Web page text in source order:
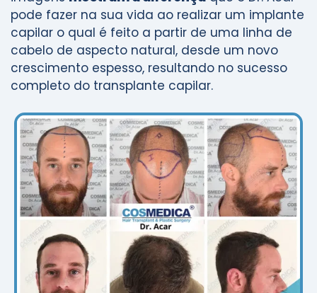
pode fazer na sua vida ao realizar um implante
capilar o qual é feito a partir de uma linha de
cabelo de aspecto natural, desde um novo
crescimento espesso, resultando no sucesso
completo do transplante capilar.